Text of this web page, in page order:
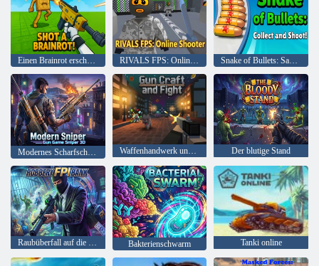
Einen Brainrot erschossen! RIVALS FPS: Online-Shooter Snake of Bullets: Sammeln und schießen!
Waffenhandwerk und Kampf Der blutige Stand
Raubüberfall auf die FPI-Bank Bakterienschwarm Tanki online